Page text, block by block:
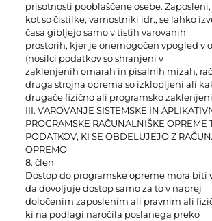
prisotnosti pooblaščene osebe. Zaposleni,
kot so čistilke, varnostniki idr., se lahko
časa gibljejo samo v tistih varovanih
prostorih, kjer je onemogočen vpogled v
(nosilci podatkov so shranjeni v
zaklenjenih omarah in pisalnih mizah,
druga strojna oprema so izklopljeni ali
drugače fizično ali programsko
III. VAROVANJE SISTEMSKE IN
PROGRAMSKE RAČUNALNIŠKE OPREME
PODATKOV, KI SE OBDELUJEJO Z
OPREMO
8. člen
Dostop do programske opreme mora biti
da dovoljuje dostop samo za to v naprej
določenim zaposlenim ali pravnim ali
ki na podlagi naročila poslanega preko